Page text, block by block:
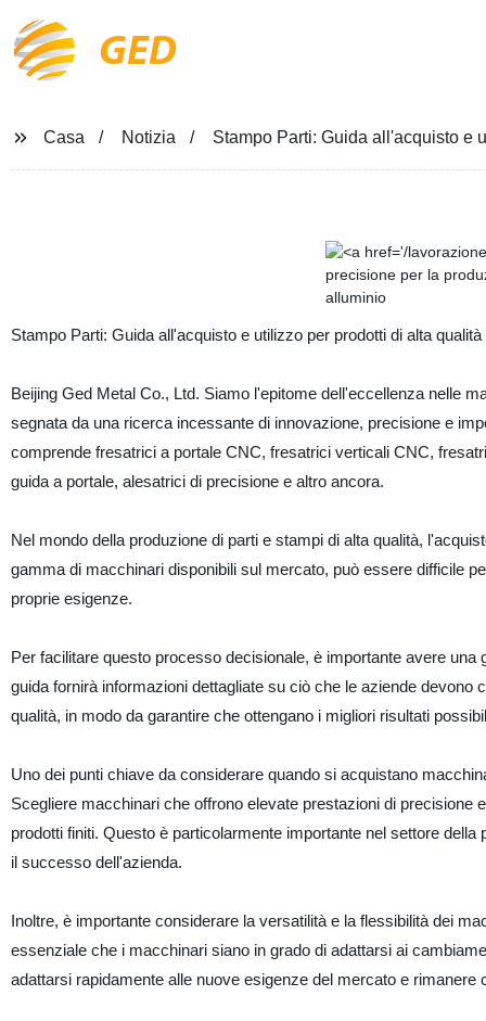
GED
Casa Notizia Stampo Parti: Guida all'acquisto e
Stampo Parti: Guida all'acquisto e utilizzo per prodotti di alta qualità
Beijing Ged Metal Co., Ltd. Siamo l'epitome dell'eccellenza nelle
segnata da una ricerca incessante di innovazione, precisione e
comprende fresatrici a portale CNC, fresatrici verticali CNC,
guida a portale, alesatrici di precisione e altro ancora.
Nel mondo della produzione di parti e stampi di alta qualità,
gamma di macchinari disponibili sul mercato, può essere difficile
proprie esigenze.
Per facilitare questo processo decisionale, è importante avere
guida fornirà informazioni dettagliate su ciò che le aziende
qualità, in modo da garantire che ottengano i migliori risultati
Uno dei punti chiave da considerare quando si acquistano
Scegliere macchinari che offrono elevate prestazioni di precisione
prodotti finiti. Questo è particolarmente importante nel settore
il successo dell'azienda.
Inoltre, è importante considerare la versatilità e la flessibilità dei
essenziale che i macchinari siano in grado di adattarsi ai
adattarsi rapidamente alle nuove esigenze del mercato e rimanere